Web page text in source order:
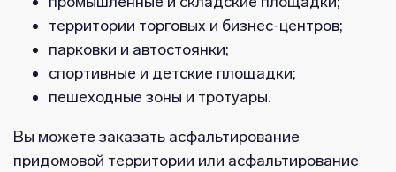
территории торговых и бизнес-центров;
парковки и автостоянки;
спортивные и детские площадки;
пешеходные зоны и тротуары.
Вы можете заказать асфальтирование
придомовой территории или асфальтирование